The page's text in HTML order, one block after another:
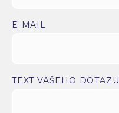
E-MAIL
TEXT VAŠEHO DOTAZU